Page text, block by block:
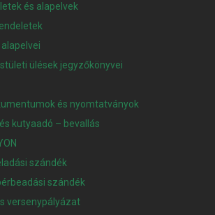
és alapelvek
ülések jegyzőkönyvei
és nyomtatványok
kutyaadó – bevallás
szándék
szándék
versenypályázat